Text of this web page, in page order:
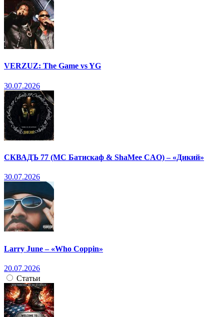
VERZUZ: The Game vs YG
30.07.2026
СКВАДЪ 77 (МС Батискаф & ShaMee CAO) – «Дикий»
30.07.2026
Larry June – «Who Coppin»
20.07.2026
Статьи